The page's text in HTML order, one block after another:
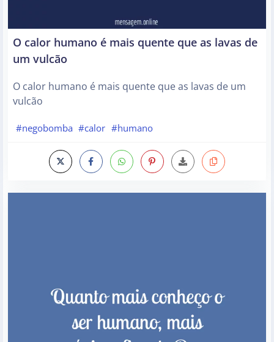
O calor humano é mais quente que as lavas de
um vulcão
O calor humano é mais quente que as lavas de um
vulcão
#negobomba #calor #humano